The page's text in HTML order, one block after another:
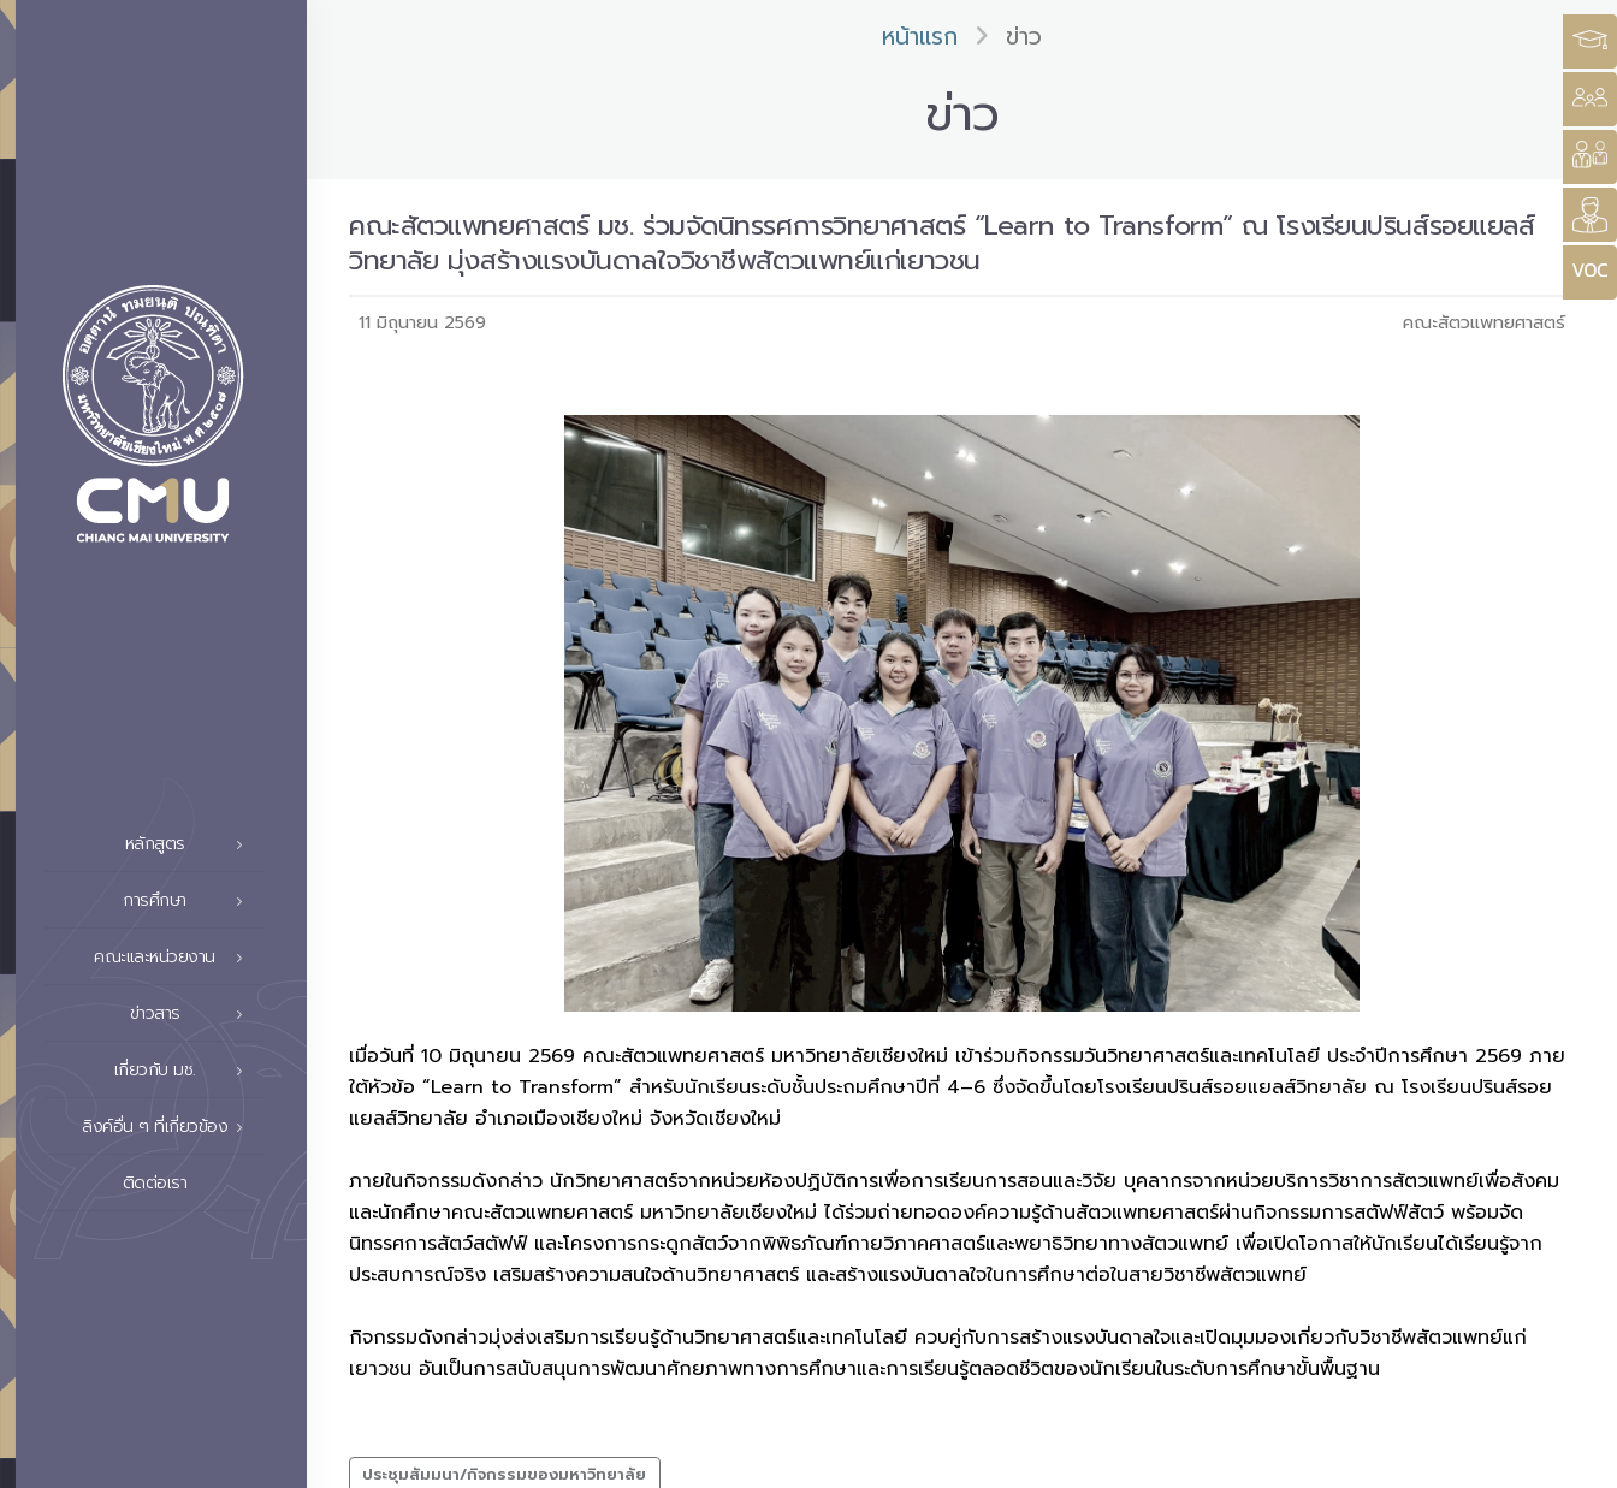
หลักสูตร
การศึกษา
คณะและหน่วยงาน
ข่าวสาร
เกี่ยวกับ มช.
ลิงค์อื่น ๆ ที่เกี่ยวข้อง
ติดต่อเรา
หน้าแรก ข่าว
ข่าว
คณะสัตวแพทยศาสตร์ มช. ร่วมจัดนิทรรศการวิทยาศาสตร์ “Learn to Transform” ณ โรงเรียนปรินส์รอยแยลส์
วิทยาลัย มุ่งสร้างแรงบันดาลใจวิชาชีพสัตวแพทย์แก่เยาวชน
11 มิถุนายน 2569 คณะสัตวแพทยศาสตร์
เมื่อวันที่ 10 มิถุนายน 2569 คณะสัตวแพทยศาสตร์ มหาวิทยาลัยเชียงใหม่ เข้าร่วมกิจกรรมวันวิทยาศาสตร์และเทคโนโลยี ประจำปีการศึกษา 2569 ภาย
ใต้หัวข้อ “Learn to Transform” สำหรับนักเรียนระดับชั้นประถมศึกษาปีที่ 4–6 ซึ่งจัดขึ้นโดยโรงเรียนปรินส์รอยแยลส์วิทยาลัย ณ โรงเรียนปรินส์รอย
แยลส์วิทยาลัย อำเภอเมืองเชียงใหม่ จังหวัดเชียงใหม่
ภายในกิจกรรมดังกล่าว นักวิทยาศาสตร์จากหน่วยห้องปฏิบัติการเพื่อการเรียนการสอนและวิจัย บุคลากรจากหน่วยบริการวิชาการสัตวแพทย์เพื่อสังคม
และนักศึกษาคณะสัตวแพทยศาสตร์ มหาวิทยาลัยเชียงใหม่ ได้ร่วมถ่ายทอดองค์ความรู้ด้านสัตวแพทยศาสตร์ผ่านกิจกรรมการสตัฟฟ์สัตว์ พร้อมจัด
นิทรรศการสัตว์สตัฟฟ์ และโครงการกระดูกสัตว์จากพิพิธภัณฑ์กายวิภาคศาสตร์และพยาธิวิทยาทางสัตวแพทย์ เพื่อเปิดโอกาสให้นักเรียนได้เรียนรู้จาก
ประสบการณ์จริง เสริมสร้างความสนใจด้านวิทยาศาสตร์ และสร้างแรงบันดาลใจในการศึกษาต่อในสายวิชาชีพสัตวแพทย์
กิจกรรมดังกล่าวมุ่งส่งเสริมการเรียนรู้ด้านวิทยาศาสตร์และเทคโนโลยี ควบคู่กับการสร้างแรงบันดาลใจและเปิดมุมมองเกี่ยวกับวิชาชีพสัตวแพทย์แก่
เยาวชน อันเป็นการสนับสนุนการพัฒนาศักยภาพทางการศึกษาและการเรียนรู้ตลอดชีวิตของนักเรียนในระดับการศึกษาขั้นพื้นฐาน
ประชุมสัมมนา/กิจกรรมของมหาวิทยาลัย